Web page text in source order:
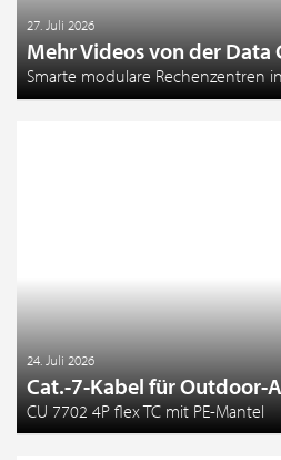
27. Juli 2026
Mehr Videos von der Data
Smarte modulare Rechenzentren
24. Juli 2026
Cat.-7-Kabel für Outdoor-
CU 7702 4P flex TC mit PE-Mantel